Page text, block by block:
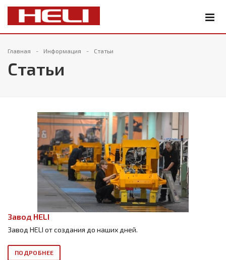
Главная Информация Статьи
Статьи
Завод HELI
Завод HELI от создания до наших дней.
ПОДРОБНЕЕ